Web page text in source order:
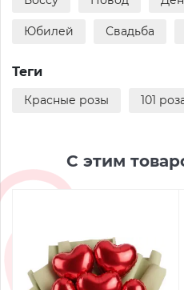
Юбилей Свадьба
Теги
Красные розы 101
С этим